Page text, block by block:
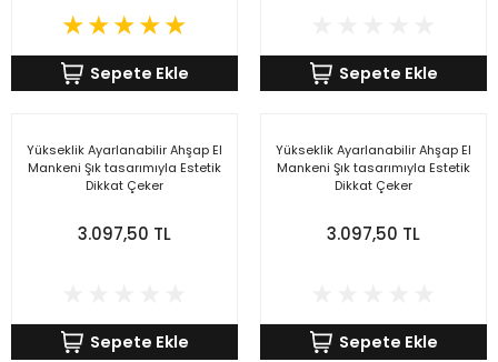
Standlı Terzi Mankenleri
Prova Mankeni
terzi mankeni
terzi mankeni
Parça-Aksesuar
mankenleri
Mankenleri
Vitrin Mankenleri
Üniteleri
Tel Kancalar
Döner Platform
Sepete Ekle Sepete Ekle
Yükseklik Ayarlanabilir Ahşap El
Mankeni Şık tasarımıyla Estetik
Dikkat Çeker
3.097,50 TL
Sepete Ekle
Yükseklik Ayarlanabilir Ahşap El
Mankeni Şık tasarımıyla Estetik
Dikkat Çeker
3.097,50 TL
Sepete Ekle